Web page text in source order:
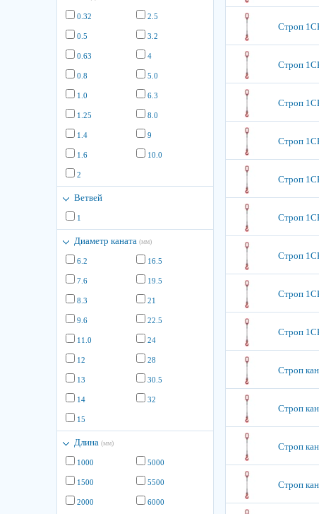
0.32
0.5
0.63
0.8
1.0
1.25
1.4
1.6
2
2.5
3.2
4
5.0
6.3
8.0
9
10.0
Ветвей
1
Диаметр каната (мм)
6.2
7.6
8.3
9.6
11.0
12
13
14
15
16.5
19.5
21
22.5
24
28
30.5
32
Длина (мм)
1000
1500
2000
5000
5500
6000
Строп
Строп
Строп
Строп
Строп
Строп
Строп
Строп
Строп
Строп
Строп
Строп
Строп